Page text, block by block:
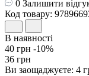
0 Залишити
Код товару:
В наявності
40 грн -10%
36 грн
Ви заощаджуєте: 4